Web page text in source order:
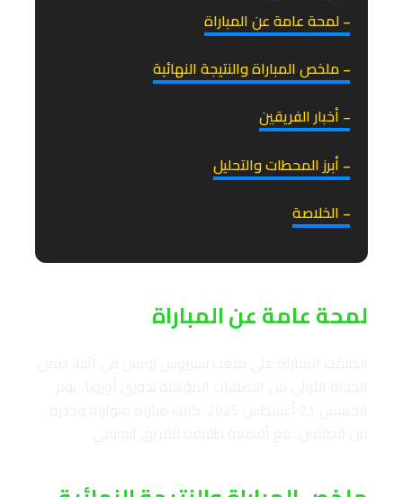
₋ لمحة عامة عن المباراة
₋ ملخص المباراة والنتيجة النهائية
₋ أخبار الفريقين
₋ أبرز المحطات والتحليل
₋ الخلاصة
لمحة عامة عن المباراة